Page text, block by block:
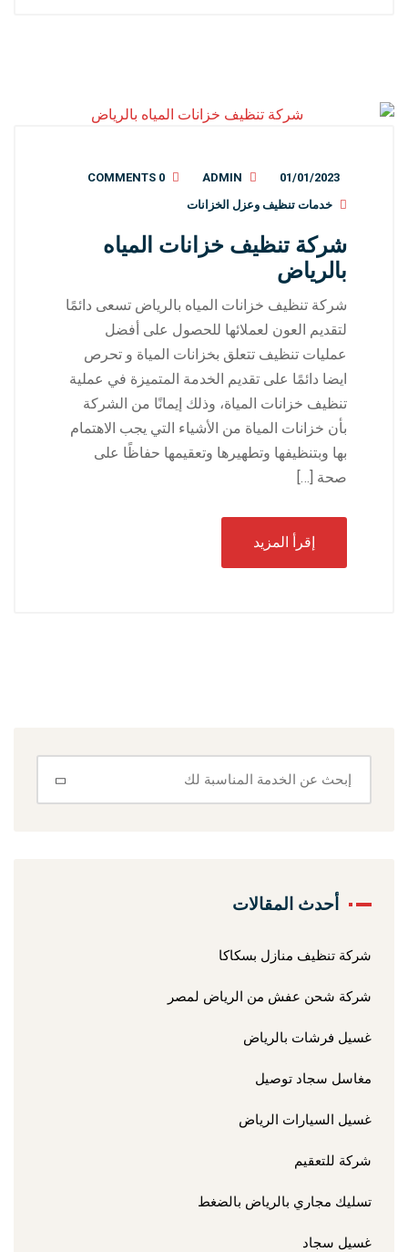
01/01/2023
ADMIN
0 COMMENTS
خدمات تنظيف وعزل الخزانات
شركة تنظيف خزانات المياه
بالرياض
شركة تنظيف خزانات المياه بالرياض تسعى دائمًا
لتقديم العون لعملائها للحصول على أفضل
عمليات تنظيف تتعلق بخزانات المياة و تحرص
ايضا دائمًا على تقديم الخدمة المتميزة في عملية
تنظيف خزانات المياة، وذلك إيمانًا من الشركة
بأن خزانات المياة من الأشياء التي يجب الاهتمام
بها وبتنظيفها وتطهيرها وتعقيمها حفاظًا على
صحة […]
إقرأ المزيد
أحدث المقالات
شركة تنظيف منازل بسكاكا
شركة شحن عفش من الرياض لمصر
غسيل فرشات بالرياض
مغاسل سجاد توصيل
غسيل السيارات الرياض
شركة للتعقيم
تسليك مجاري بالرياض بالضغط
غسيل سجاد